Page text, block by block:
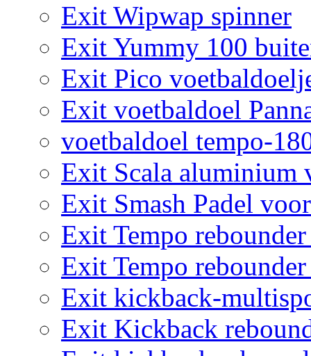
Exit Wipwap spinner
Exit Yummy 100
Exit Pico
Exit voetbaldoel
voetbaldoel tempo-
Exit Scala aluminium
Exit Smash Padel
Exit Tempo
Exit Tempo
Exit kickback-
Exit Kickback